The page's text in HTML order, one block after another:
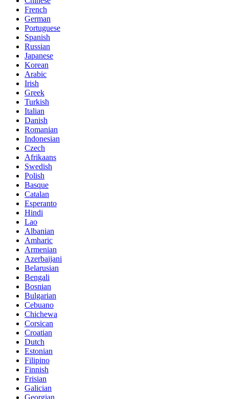
French
German
Portuguese
Spanish
Russian
Japanese
Korean
Arabic
Irish
Greek
Turkish
Italian
Danish
Romanian
Indonesian
Czech
Afrikaans
Swedish
Polish
Basque
Catalan
Esperanto
Hindi
Lao
Albanian
Amharic
Armenian
Azerbaijani
Belarusian
Bengali
Bosnian
Bulgarian
Cebuano
Chichewa
Corsican
Croatian
Dutch
Estonian
Filipino
Finnish
Frisian
Galician
Georgian